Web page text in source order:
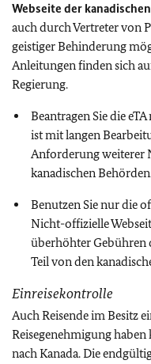
Webseite der
auch durch Vertreter von
geistiger Behinderung
Anleitungen finden sich
Regierung.
Beantragen Sie die
ist mit langen
Anforderung weiterer
kanadischen
Benutzen Sie nur die
Nicht-offizielle
überhöhter Gebühren
Teil von den
Einreisekontrolle
Auch Reisende im Besitz
Reisegenehmigung
nach Kanada. Die